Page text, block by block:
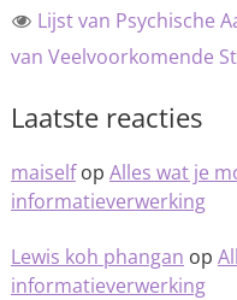
Lijst van Psychische
van Veelvoorkomende
Laatste reacties
maiselfop Alles wat je
informatieverwerking
Lewis koh phangan op
informatieverwerking